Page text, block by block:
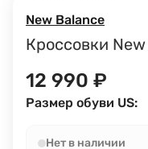
New Balance
Кроссовки
12 990 ₽
Размер обуви US:
Нет в наличии